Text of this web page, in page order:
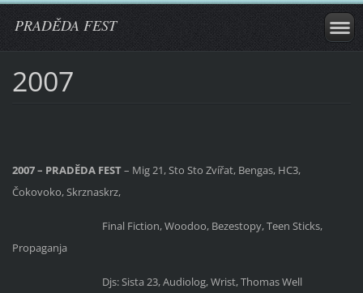
PRADĚDA FEST
2007
2007 – PRADĚDA FEST– Mig 21, Sto Sto Zvířat, Bengas, HC3,
Čokovoko, Skrznaskrz,
Final Fiction,Woodoo, Bezestopy, Teen Sticks,
Propaganja
Djs: Sista 23, Audiolog, Wrist, Thomas Well